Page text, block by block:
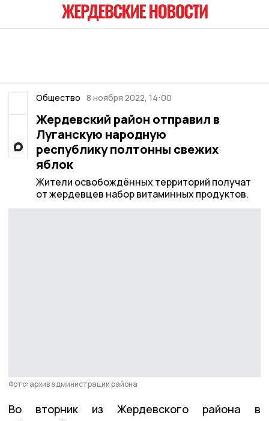
Общество 8 ноября 2022, 14:00
Жердевский район отправил в
Луганскую народную
республику полтонны свежих
яблок
Жители освобождённых территорий получат
от жердевцев набор витаминных продуктов.
Фото: архив администрации района
Во вторник из Жердевского района в